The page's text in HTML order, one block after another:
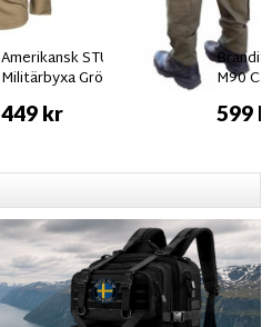
Amerikansk STURM USMC
Militärbyxa Grön
449 kr
Brandit
M90
599